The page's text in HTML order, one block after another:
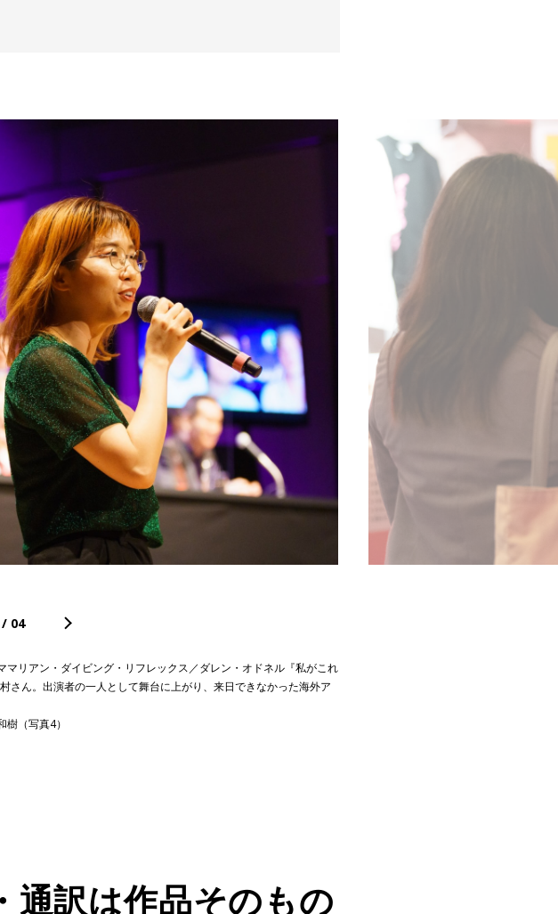
/ 04
リアン・ダイビング・リフレックス／ダレン・オドネル『私がこれ
さん。出演者の一人として舞台に上がり、来日できなかった海外ア
（写真4）
通訳は作品そのもの